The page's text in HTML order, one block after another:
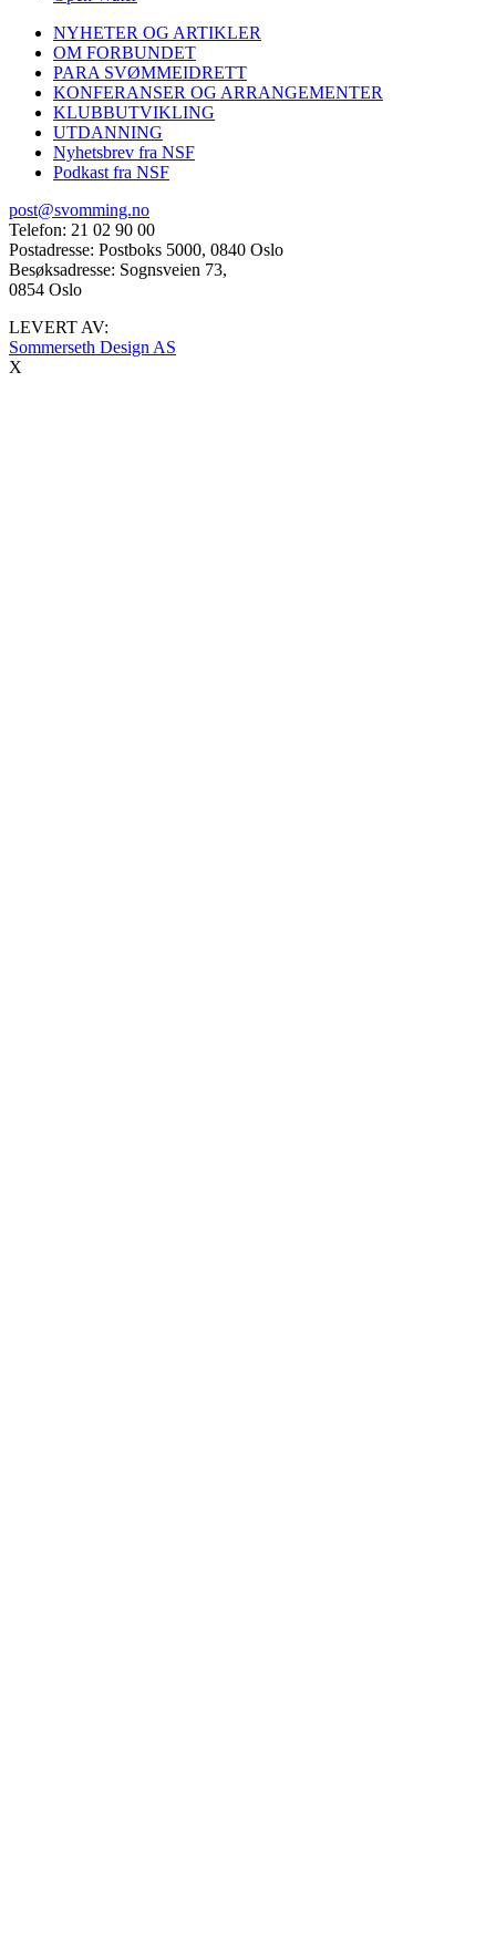
NYHETER OG ARTIKLER
OM FORBUNDET
PARA SVØMMEIDRETT
KONFERANSER OG ARRANGEMENTER
KLUBBUTVIKLING
UTDANNING
Nyhetsbrev fra NSF
Podkast fra NSF
post@svomming.no
Telefon: 21 02 90 00
Postadresse: Postboks 5000, 0840 Oslo
Besøksadresse: Sognsveien 73,
0854 Oslo
LEVERT AV:
Sommerseth Design AS
X